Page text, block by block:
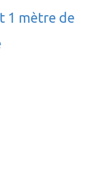
1 mètre de